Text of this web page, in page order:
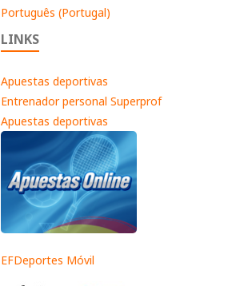
Português (Portugal)
LINKS
Apuestas deportivas
Entrenador personal Superprof
Apuestas deportivas
EFDeportes Móvil